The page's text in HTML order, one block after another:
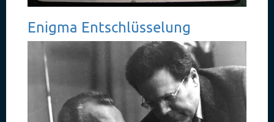
Enigma Entschlüsselung